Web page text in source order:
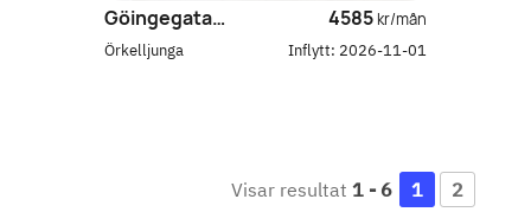
Göingegatan 1 D 4585 kr/mån
Örkelljunga
Inflytt: 2026-11-01
Visar resultat 1 - 6 1 2